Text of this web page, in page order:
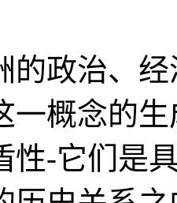
的政治、
一概念的
性-它们是